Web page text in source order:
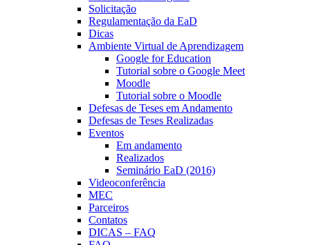
Solicitação
Regulamentação da EaD
Dicas
Ambiente Virtual de Aprendizagem
Google for Education
Tutorial sobre o Google Meet
Moodle
Tutorial sobre o Moodle
Defesas de Teses em Andamento
Defesas de Teses Realizadas
Eventos
Em andamento
Realizados
Seminário EaD (2016)
Videoconferência
MEC
Parceiros
Contatos
DICAS – FAQ